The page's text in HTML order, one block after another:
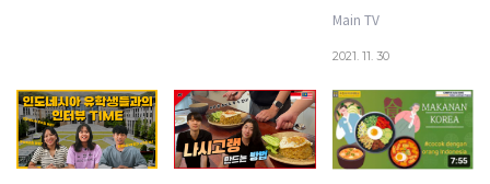
Main TV
2021. 11. 30